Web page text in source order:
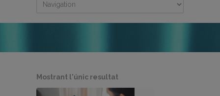
Mostrant l'únic resultat